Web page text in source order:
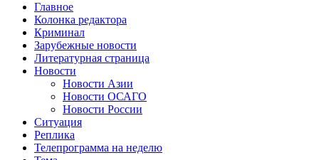
Главное
Колонка редактора
Криминал
Зарубежные новости
Литературная страница
Новости
Новости Азии
Новости ОСАГО
Новости России
Ситуация
Реплика
Телепрограмма на неделю